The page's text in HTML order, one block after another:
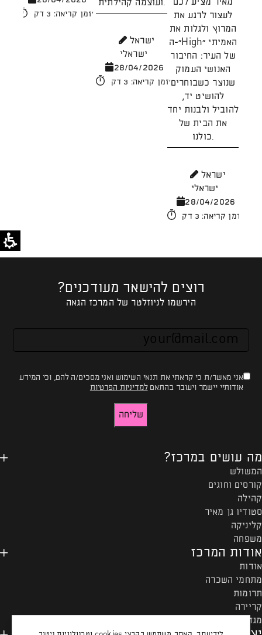
לעצור לרגע את
המרוץ ולגלות את
ה-"High" האמיתי
של העיר: החיבור
האנושי העמוק
שנוצר כשבוחרים
להושיט יד,
להוביל ולבנות יחד
את הבית של
כולנו.
ישראל
ישראלי
28/04/2026
ועוצמה קהילתית.
ישראל
ישראלי
28/04/2026
זמן קריאה: 3 דק'
זמן קריאה: 3 דק'
רוצים להישאר מעודכנים?
הירשמו לניוזלטר של המרכז הגאה
אנא
מלאו
את
טופס
מעודכנים?
אני מאשר/ת כי קראתי את תנאי השימוש ואני מסכים/ה להם, וכי המידע
אודותיי יישמר ויעובד בהתאםלמדיניות הפרטיות
שליחה
מה עושים במרכז?
המשולש
קורסים וחוגים
קהילה
סטודיו גן מאיר
קליניקה
משפחה
אודות המרכז
אודות
מתחמי השכרה
תרומות
קריירה
מגזין המרכז